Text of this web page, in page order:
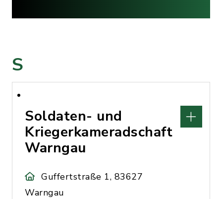
S
Soldaten- und
Kriegerkameradschaft
Warngau
Guffertstraße 1, 83627
Warngau